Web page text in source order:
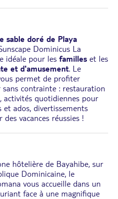
sable doré de Playa
Dominicus La
idéale pour les familles et les
et d'amusement. Le
permet de profiter
contrainte : restauration
activités quotidiennes pour
et ados, divertissements
des vacances réussies !
hôtelière de Bayahibe, sur
Dominicaine, le
vous accueille dans un
face à une magnifique